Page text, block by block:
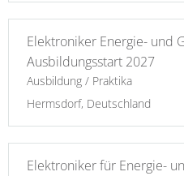
Elektroniker Energie- und
Ausbildungsstart 2027
Ausbildung / Praktika
Hermsdorf, Deutschland
Elektroniker für Energie-